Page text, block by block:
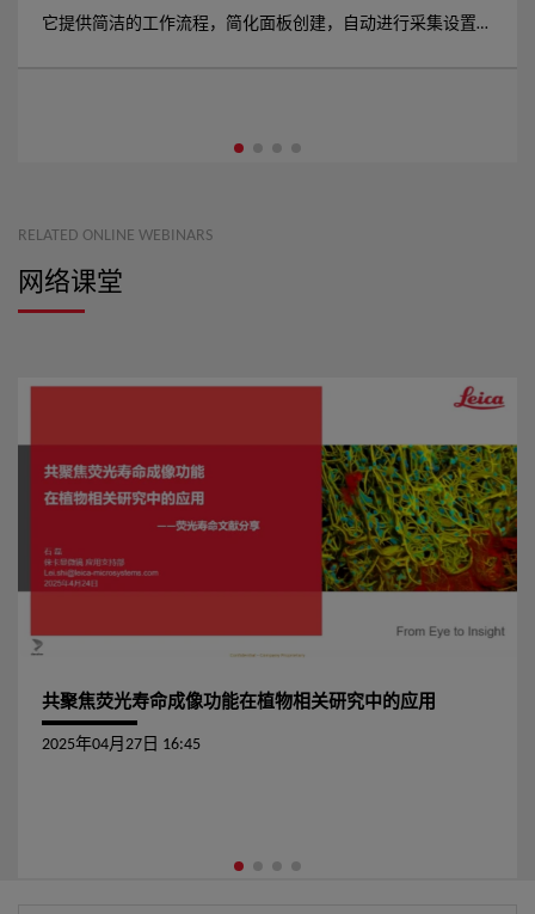
它提供简洁的工作流程，简化面板创建，自动进行采集设置，
RELATED ONLINE WEBINARS
网络课堂
共聚焦荧光寿命成像功能在植物相关研究中的应用
2025年04月27日 16:45